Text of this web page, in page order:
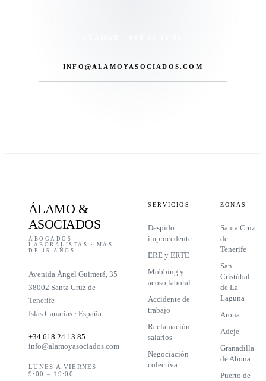
INFO@ALAMOYASOCIADOS.COM
ÁLAMO &
ASOCIADOS
ABOGADOS
LABORALISTAS · MÁS
DE 15 AÑOS
Avenida Ángel Guimerá, 35
38002 Santa Cruz de
Tenerife
Islas Canarias · España
+34 618 24 13 85
info@alamoyasociados.com
LUNES A VIERNES ·
9:00 – 19:00
SERVICIOS
Despido
improcedente
ERE y ERTE
Mobbing y
acoso laboral
Accidente de
trabajo
Reclamación
salarios
Negociación
colectiva
ZONAS
Santa Cruz
de
Tenerife
San
Cristóbal
de La
Laguna
Arona
Adeje
Granadilla
de Abona
Puerto de